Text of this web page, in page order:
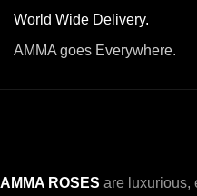
World Wide Delivery.
AMMA goes Everywhere.
AMMA ROSES are luxurious,